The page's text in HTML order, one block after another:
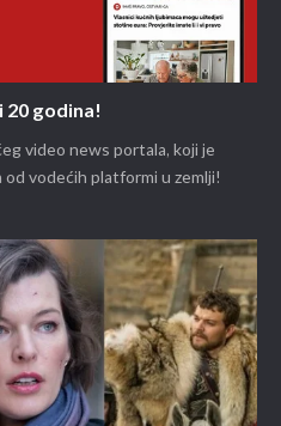
20 godina!
video news portala, koji je
vodećih platformi u zemlji!